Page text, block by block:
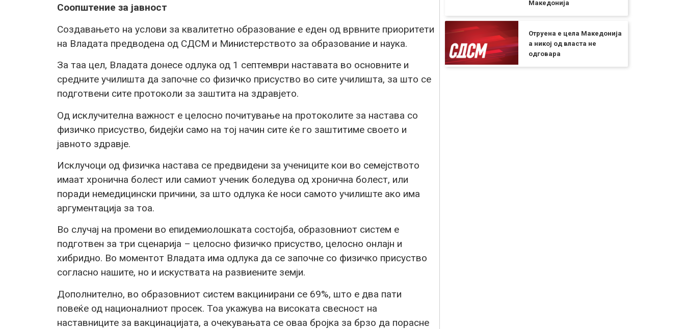
Соопштение за јавност
Создавањето на услови за квалитетно образование е еден од врвните приоритети
на Владата предводена од СДСМ и Министерството за образование и наука.
За таа цел, Владата донесе одлука од 1 септември наставата во основните и
средните училишта да започне со физичко присуство во сите училишта, за што се
подготвени сите протоколи за заштита на здравјето.
Од исклучителна важност е целосно почитување на протоколите за настава со
физичко присуство, бидејќи само на тој начин сите ќе го заштитиме своето и
јавното здравје.
Исклучоци од физичка настава се предвидени за учениците кои во семејството
имаат хронична болест или самиот ученик боледува од хронична болест, или
поради немедицински причини, за што одлука ќе носи самото училиште ако има
аргументација за тоа.
Во случај на промени во епидемиолошката состојба, образовниот систем е
подготвен за три сценарија – целосно физичко присуство, целосно онлајн и
хибридно. Во моментот Владата има одлука да се започне со физичко присуство
согласно нашите, но и искуствата на развиените земји.
Дополнително, во образовниот систем вакцинирани се 69%, што е два пати
повеќе од националниот просек. Тоа укажува на високата свесност на
наставниците за вакцинацијата, а очекувањата се оваа бројка за брзо да порасне
Македонија
Отруена е цела Македонија
а никој од власта не
одговара